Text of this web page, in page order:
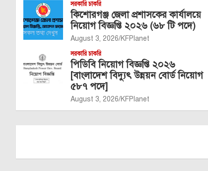
সরকারি চাকরি
কিশোরগঞ্জ জেলা প্রশাসকের কার্যালয়ে
নিয়োগ বিজ্ঞপ্তি ২০২৬ (৬৮ টি পদে)
August 3, 2026 KFPlanet
সরকারি চাকরি
পিডিবি নিয়োগ বিজ্ঞপ্তি ২০২৬
[বাংলাদেশ বিদ্যুৎ উন্নয়ন বোর্ড নিয়োগ
৫৮৭ পদে]
August 3, 2026 KFPlanet